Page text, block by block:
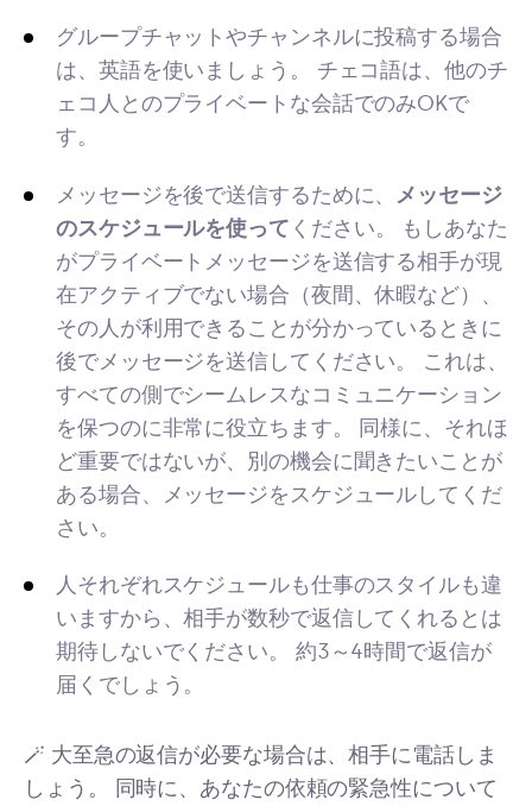
グループチャットやチャンネルに投稿する場合
は、英語を使いましょう。 チェコ語は、他のチ
ェコ人とのプライベートな会話でのみOKで
す。
メッセージを後で送信するために、 メッセージ
のスケジュールを使って ください。 もしあなた
がプライベートメッセージを送信する相手が現
在アクティブでない場合（夜間、休暇など）、
その人が利用できることが分かっているときに
後でメッセージを送信してください。 これは、
すべての側でシームレスなコミュニケーション
を保つのに非常に役立ちます。 同様に、それほ
ど重要ではないが、別の機会に聞きたいことが
ある場合、メッセージをスケジュールしてくだ
さい。
人それぞれスケジュールも仕事のスタイルも違
いますから、相手が数秒で返信してくれるとは
期待しないでください。 約3～4時間で返信が
届くでしょう。
🪄 大至急の返信が必要な場合は、相手に電話しま
しょう。 同時に、あなたの依頼の緊急性について